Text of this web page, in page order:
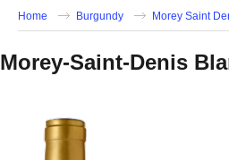
Home Burgundy Morey Saint
Morey-Saint-Denis